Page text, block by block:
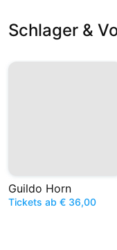
Schlager &
Guildo Horn
Tickets ab € 36,00